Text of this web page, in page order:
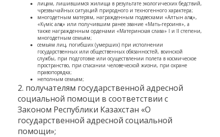
лицам, лишившимся жилища в результате экологических бедствий,
чрезвычайных ситуаций природного и техногенного характера;
многодетным матерям, награжденным подвесками «Алтын алқа»,
«Күміс алқа» или получившим ранее звание «Мать-героиня», а
также награжденным орденами «Материнская слава» I и II степени,
многодетным семьям;
семьям лиц, погибших (умерших) при исполнении
государственных или общественных обязанностей, воинской
службы, при подготовке или осуществлении полета в космическое
пространство, при спасании человеческой жизни, при охране
правопорядка;
неполным семьям;
2. получателям государственной адресной
социальной помощи в соответствии с
Законом Республики Казахстан «О
государственной адресной социальной
помощи»;